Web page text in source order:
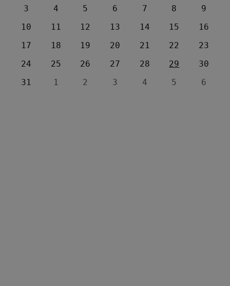
3
4 5 6 7 8
9
10
11 12 13 14 15
16
17
18 19 20 21 22
23
24
25 26 27 28 29
30
31
1 2 3 4 5 6